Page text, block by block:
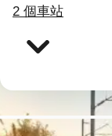
2 個車站